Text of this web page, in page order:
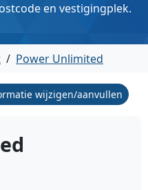
en vestigingplek.
/ Power Unlimited
wijzigen/aanvullen